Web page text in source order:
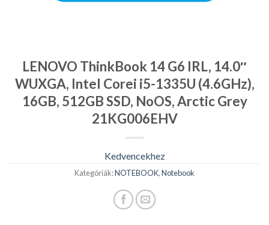
LENOVO ThinkBook 14 G6 IRL, 14.0″
WUXGA, Intel Corei i5-1335U (4.6GHz),
16GB, 512GB SSD, NoOS, Arctic Grey
21KG006EHV
Kedvencekhez
Kategóriák:NOTEBOOK,Notebook